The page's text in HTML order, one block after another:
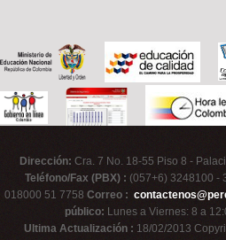
Dirección: Cra. 7 No. 18-55 Piso 8 -
Teléfono/Fax (PBX) : (057+6) 3248100 -
018000 51 7758 Correo :
público: Lunes a Viernes: 8 a
Ultima Actualización : 18/02/2013